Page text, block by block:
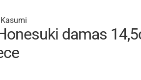
damas